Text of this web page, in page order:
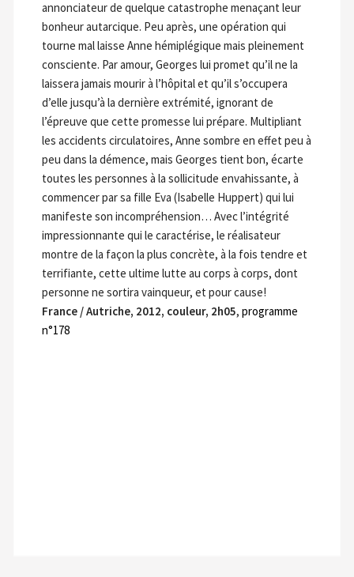
annonciateur de quelque catastrophe menaçant leur
bonheur autarcique. Peu après, une opération qui
tourne mal laisse Anne hémiplégique mais pleinement
consciente. Par amour, Georges lui promet qu’il ne la
laissera jamais mourir à l’hôpital et qu’il s’occupera
d’elle jusqu’à la dernière extrémité, ignorant de
l’épreuve que cette promesse lui prépare. Multipliant
les accidents circulatoires, Anne sombre en effet peu à
peu dans la démence, mais Georges tient bon, écarte
toutes les personnes à la sollicitude envahissante, à
commencer par sa fille Eva (Isabelle Huppert) qui lui
manifeste son incompréhension… Avec l’intégrité
impressionnante qui le caractérise, le réalisateur
montre de la façon la plus concrète, à la fois tendre et
terrifiante, cette ultime lutte au corps à corps, dont
personne ne sortira vainqueur, et pour cause!
France / Autriche, 2012, couleur, 2h05, programme
n°178